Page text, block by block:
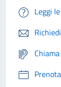
Leggi